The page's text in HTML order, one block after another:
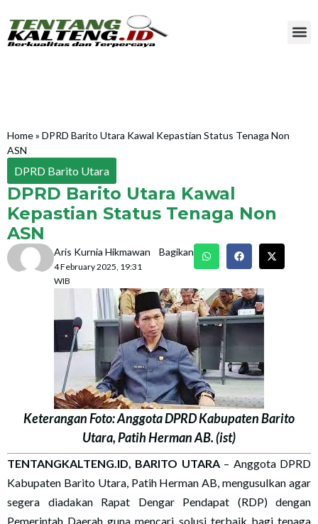
Home» DPRD Barito Utara Kawal Kepastian Status Tenaga Non
ASN
DPRD Barito Utara
DPRD Barito Utara Kawal
Kepastian Status Tenaga Non
ASN
Aris Kurnia Hikmawan
4 February 2025, 19:31
WIB
Bagikan
Keterangan Foto: Anggota DPRD Kabupaten Barito
Utara, Patih Herman AB. (ist)
TENTANGKALTENG.ID, BARITO UTARA– Anggota DPRD
Kabupaten Barito Utara, Patih Herman AB, mengusulkan agar
segera diadakan Rapat Dengar Pendapat (RDP) dengan
Pemerintah Daerah guna mencari solusi terbaik bagi tenaga